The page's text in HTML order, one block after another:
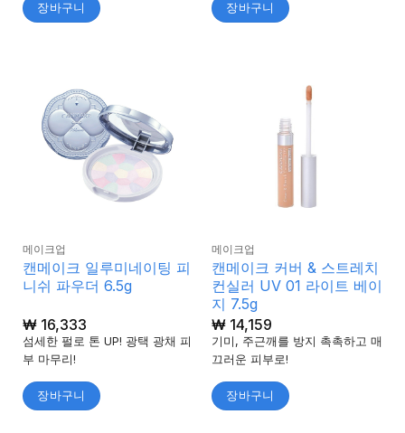
장바구니 장바구니
메이크업
캔메이크 일루미네이팅 피
니쉬 파우더 6.5g
₩16,333
섬세한 펄로 톤 UP! 광택 광채 피
부 마무리!
장바구니
메이크업
캔메이크 커버 & 스트레치
컨실러 UV 01 라이트 베이
지 7.5g
₩14,159
기미, 주근깨를 방지 촉촉하고 매
끄러운 피부로!
장바구니